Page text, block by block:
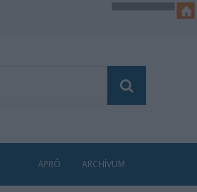
APRÓ ARCHÍVUM